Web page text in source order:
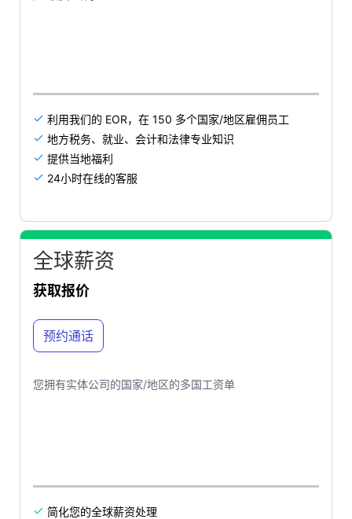
 利用我们的 EOR，在 150 多个国家/地区雇佣员工
 地方税务、就业、会计和法律专业知识
 提供当地福利
 24小时在线的客服
全球薪资
获取报价
预约通话
您拥有实体公司的国家/地区的多国工资单
 简化您的全球薪资处理